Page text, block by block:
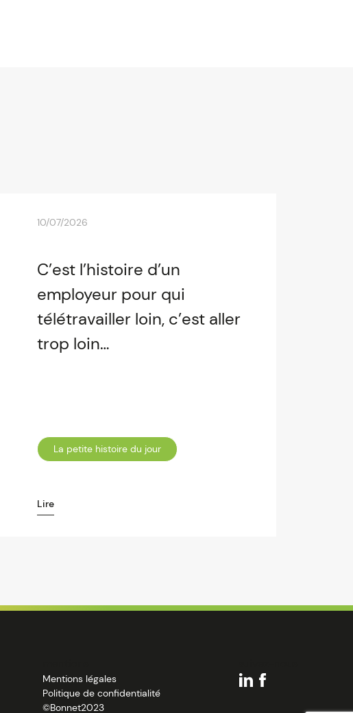
10/07/2026
C’est l’histoire d’un
employeur pour qui
télétravailler loin, c’est aller
trop loin…
La petite histoire du jour
Lire
Mentions légales
Politique de confidentialité
©Bonnet2023